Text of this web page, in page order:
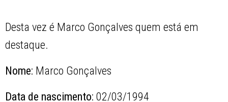
Desta vez é Marco Gonçalves quem está em
destaque.
Nome: Marco Gonçalves
Data de nascimento:02/03/1994